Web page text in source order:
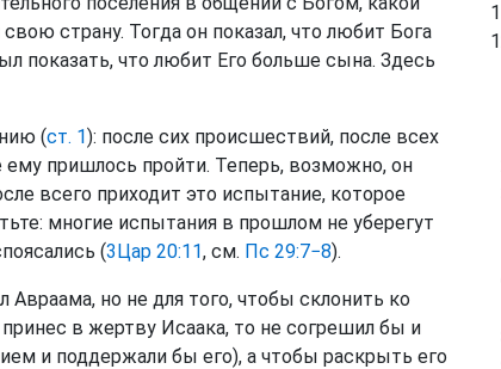
страну. Тогда он показал, что любит Бога
показать, что любит Его больше сына. Здесь
(ст. 1): после сих происшествий, после всех
ему пришлось пройти. Теперь, возможно, он
всего приходит это испытание, которое
многие испытания в прошлом не уберегут
(3Цар 20:11, см. Пс 29:7−8).
но не для того, чтобы склонить ко
в жертву Исаака, то не согрешил бы и
и поддержали бы его), а чтобы раскрыть его